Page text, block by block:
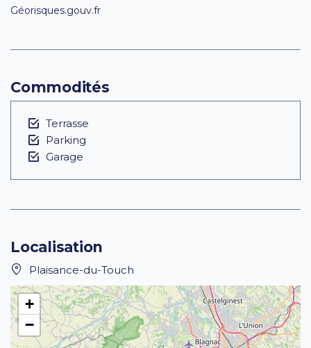
Géorisques.gouv.fr
Commodités
Terrasse
Parking
Garage
Localisation
Plaisance-du-Touch
+
−